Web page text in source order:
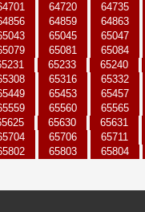
64720 64735
64859 64863
65045 65047
65081 65084
65233 65240
65316 65332
65453 65457
65560 65565
65630 65631
65706 65711
65803 65804